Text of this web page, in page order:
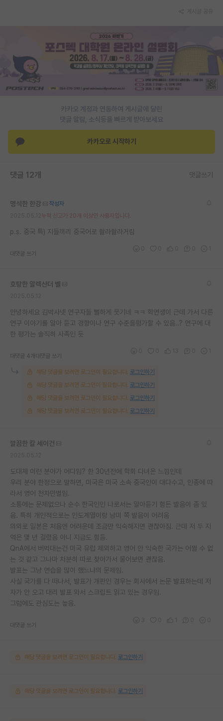
카카오 계정과 연동하여 게시글에 달린
댓글 알람, 소식등을 빠르게 받아보세요
카카오로 시작하기
댓글 12개 댓글쓰기
명석한 한강
작성자
누적 신고가 20개 이상인 사용자입니다.
p.s. 중국 특) 지들끼리 중국어로 쏼라쏼라거림
대댓글 쓰기
호탕한 알렉산더 벨
안녕하세요 김박사넷 연구자들 뻘하게 웃기네 ㅋㅋ 학연생이 근데 가서 다른
연구 이야기를 알아 듣고 경향이나 연구 수준을평가할 수 있음..? 연구에 대
한 평가는 솔직히 사족인 듯
대댓글 4개 대댓글 쓰기
해당 댓글을 보려면 로그인이 필요합니다. 로그인하기
해당 댓글을 보려면 로그인이 필요합니다. 로그인하기
해당 댓글을 보려면 로그인이 필요합니다. 로그인하기
해당 댓글을 보려면 로그인이 필요합니다. 로그인하기
깔끔한 칼 세이건
도대체 이런 분야가 어디임? 한 30년전에 학회 다녀온 느낌인데
우리 분야 한정으로 말하면, 미국은 미국 소속 중국인이 대다수고, 인종에 따
라서 영어 천차만별임.
소통에는 문제없으나 순수 한국인인 나로서는 알아듣기 힘든 발음이 좀 있
음. 특히 개인적으로는 인도계열이랑 남미 쪽 발음이 어려움
의외로 일본은 처음엔 어려운데 조금만 익숙해지면 괜찮아짐. 근데 저 두 지
역은 몇 년 걸렸음 아니 지금도 힘듬.
QnA에서 버벅대는건 미국 유럽 제외하고 영어 안 익숙한 국가는 어쩔 수 없
는 것 같고 그나마 차분히 따로 찾아가서 물어보면 괜찮음.
발표는 그냥 연습을 많이 했느냐의 문제임.
사실 국가를 다 떠나서, 발표가 개판인 경우는 회사에서 논문 발표하는데 저
자가 안 오고 대리 발표 와서 스크립트 읽고 있는 경우임.
그럼에도 관심도는 높음.
대댓글 쓰기
해당 댓글을 보려면 로그인이 필요합니다. 로그인하기
해당 댓글을 보려면 로그인이 필요합니다. 로그인하기